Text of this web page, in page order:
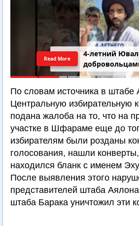
4-летний
Read More
По словам источника в штабе
Центральную избирательную
подана жалоба на то, что на
участке в Шфараме еще до
избирателям были розданы
голосования, нашли
находился бланк с именем
После выявления этого
представителей штаба
штаба Барака уничтожил эти